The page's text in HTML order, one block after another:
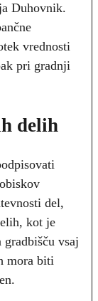
Duhovnik.
vrednosti
pri gradnji
delih
del,
kot je
vsaj
mora biti